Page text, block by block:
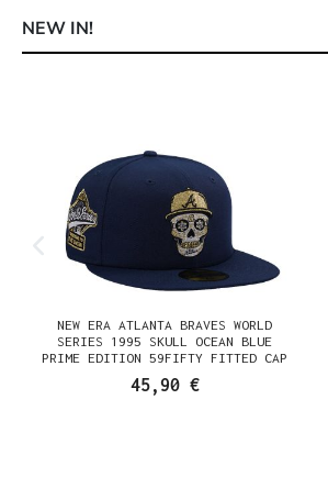
NEW IN!
NEW ERA ATLANTA BRAVES WORLD
SERIES 1995 SKULL OCEAN BLUE
PRIME EDITION 59FIFTY FITTED CAP
45,90 €